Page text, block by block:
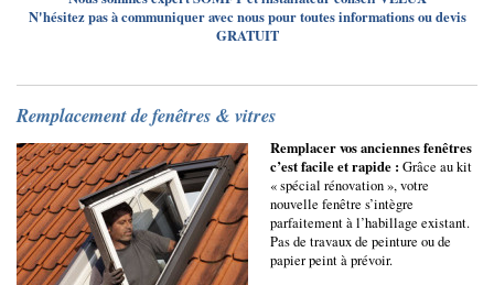
N'hésitez pas à communiquer avec nous pour toutes informations ou devis
GRATUIT
Remplacement de fenêtres & vitres
Remplacer vos anciennes fenêtres
c’est facile et rapide : Grâce au kit
« spécial rénovation », votre
nouvelle fenêtre s’intègre
parfaitement à l’habillage existant.
Pas de travaux de peinture ou de
papier peint à prévoir.